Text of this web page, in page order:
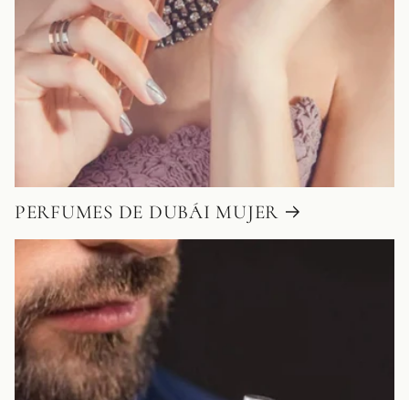
PERFUMES DE DUBÁI MUJER